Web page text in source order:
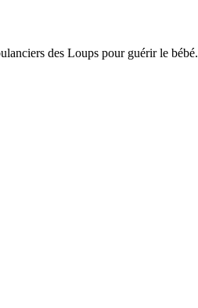
des Loups pour guérir le bébé.